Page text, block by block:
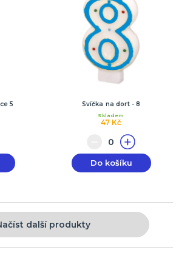
5 Svíčka na dort - 8
47 Kč
Skladem
Do košíku
další produkty